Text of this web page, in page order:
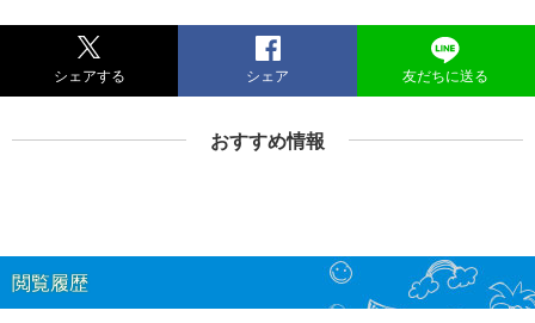
シェアする シェア 友だちに送る
おすすめ情報
閲覧履歴